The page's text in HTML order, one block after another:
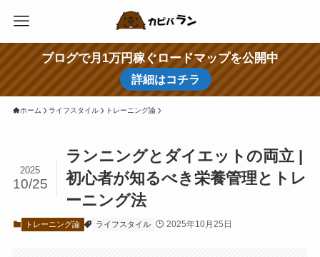
ブログで月1万円稼ぐロードマップを公開中
詳細はコチラ
ホーム ライフスタイル トレーニング論
ランニングとダイエットの両立 |
初心者が知るべき栄養管理とトレ
ーニング法
2025
10/25
トレーニング論 ライフスタイル 2025年10月25日